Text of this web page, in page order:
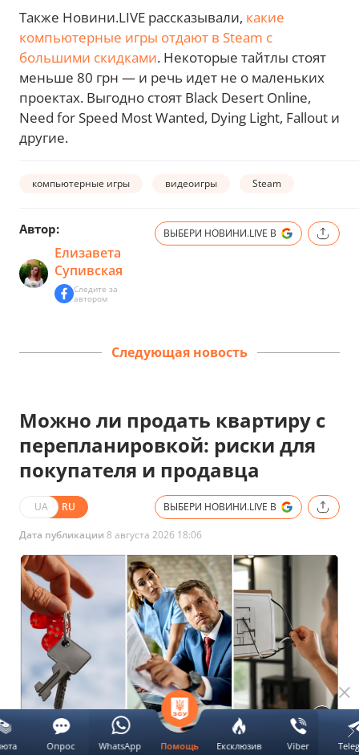
Также Новини.LIVE рассказывали, какие
компьютерные игры отдают в Steam с
большими скидками. Некоторые тайтлы стоят
меньше 80 грн — и речь идет не о маленьких
проектах. Выгодно стоят Black Desert Online,
Need for Speed Most Wanted, Dying Light, Fallout и
другие.
компьютерные игры видеоигры Steam
Автор:
Елизавета
Супивская
Следите за
автором
ВЫБЕРИ НОВИНИ.LIVE В
Следующая новость
Можно ли продать квартиру с
перепланировкой: риски для
покупателя и продавца
UA RU ВЫБЕРИ НОВИНИ.LIVE В
Дата публикации 8 августа 2026 18:06
Ключ от квартиры, люди у нотариуса, мужчина изучает план
Помощь Ексклюзив Viber
Опрос WhatsApp